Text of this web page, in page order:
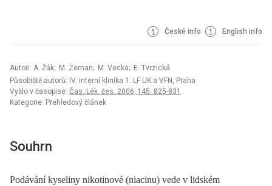
České info English info
Autoři: A. Žák; M. Zeman; M. Vecka; E. Tvrzická
Působiště autorů: IV. interní klinika 1. LF UK a VFN, Praha
Vyšlo v časopise: Čas. Lék. čes. 2006; 145: 825-831
Kategorie: Přehledový článek
Souhrn
Podávání kyseliny nikotinové (niacinu) vede v lidském